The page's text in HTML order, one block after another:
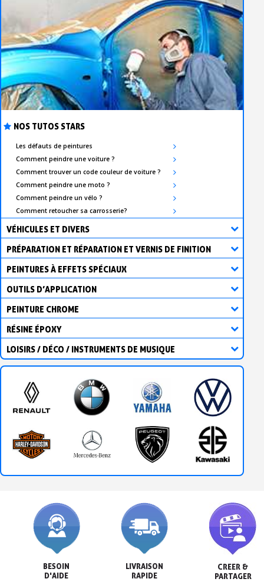
NOS TUTOS STARS
Les défauts de peintures
Comment peindre une voiture ?
Comment trouver un code couleur de voiture ?
Comment peindre une moto ?
Comment peindre un vélo ?
Comment retoucher sa carrosserie?
VÉHICULES ET DIVERS
PRÉPARATION ET RÉPARATION ET VERNIS DE FINITION
PEINTURES À EFFETS SPÉCIAUX
OUTILS D’APPLICATION
PEINTURE CHROME
RÉSINE ÉPOXY
LOISIRS / DÉCO / INSTRUMENTS DE MUSIQUE
BESOIN
D'AIDE
LIVRAISON
RAPIDE
CREER &
PARTAGER